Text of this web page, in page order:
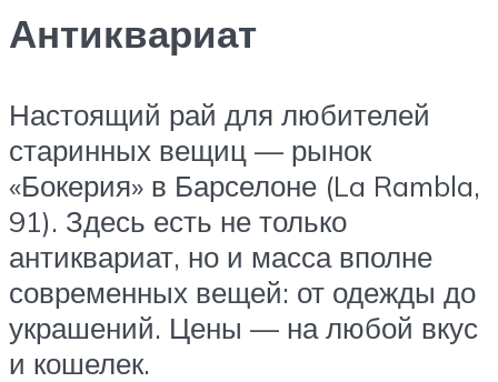
Антиквариат
Настоящий рай для любителей
старинных вещиц — рынок
«Бокерия» в Барселоне (La Rambla,
91). Здесь есть не только
антиквариат, но и масса вполне
современных вещей: от одежды до
украшений. Цены — на любой вкус
и кошелек.